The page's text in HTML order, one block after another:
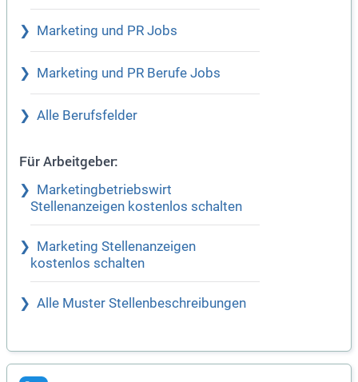
Marketing und PR Jobs
Marketing und PR Berufe Jobs
Alle Berufsfelder
Für Arbeitgeber:
Marketingbetriebswirt
Stellenanzeigen kostenlos schalten
Marketing Stellenanzeigen
kostenlos schalten
Alle Muster Stellenbeschreibungen